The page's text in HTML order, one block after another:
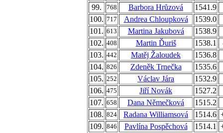
99.
768 Barbora Hrůzová
1541.9
100. 717 Andrea Chloupková
1539.0
101. 613 Martina Jakubová
1538.9
102. 408 Martin Ďuriš 1538.1
103. 442 Matěj Žaloudek
1536.8
104. 826 Zdeněk Trnečka
1535.6
105. 252 Václav Jára
1532.9
106. 475 Jiří Novák
1527.2
107. 658 Dana Němečková
1515.2
108. 824 Radana Williamsová 1514.6
109. 846 Pavlína Pospěchová 1514.1